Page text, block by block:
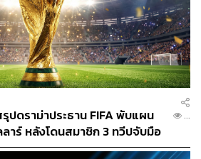
ยุตม์ ธนบุญชัย
รณาธิการข่าวกีฬา สำนักข่าว THE
ปดราม่าประธาน FIFA พับแผน
าร์ หลังโดนสมาชิก 3 ทวีปจับมือ
...